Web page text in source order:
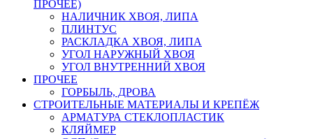
ПРОЧЕЕ)
НАЛИЧНИК ХВОЯ, ЛИПА
ПЛИНТУС
РАСКЛАДКА ХВОЯ, ЛИПА
УГОЛ НАРУЖНЫЙ ХВОЯ
УГОЛ ВНУТРЕННИЙ ХВОЯ
ПРОЧЕЕ
ГОРБЫЛЬ, ДРОВА
СТРОИТЕЛЬНЫЕ МАТЕРИАЛЫ И КРЕПЁЖ
АРМАТУРА СТЕКЛОПЛАСТИК
КЛЯЙМЕР